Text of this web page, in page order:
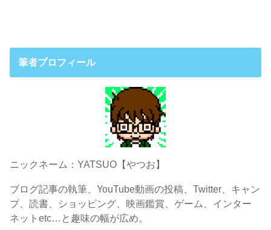
筆者プロフィール
ニックネーム：YATSUO【やつお】
ブログ記事の執筆、YouTube動画の投稿、Twitter、キャン
プ、読書、ショッピング、映画鑑賞、ゲーム、インター
ネットetc…と趣味の幅が広め。